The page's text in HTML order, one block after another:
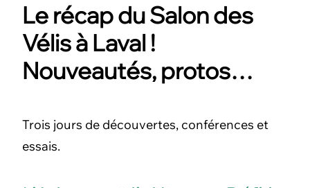
Le récap du Salon des
Vélis à Laval !
Nouveautés, protos…
Trois jours de découvertes, conférences et
essais.